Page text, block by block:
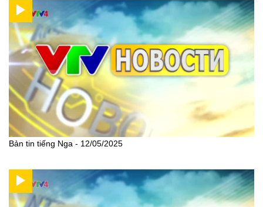
Bản tin tiếng Nga - 12/05/2025